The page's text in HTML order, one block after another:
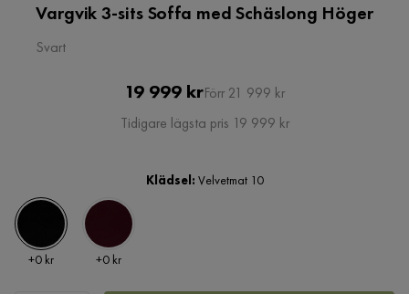
Vargvik 3-sits Soffa med Schäslong Höger
Svart
Pris
19 999 krOriginal
Pris
Förr 21 999 kr
Tidigare lägsta pris 19 999 kr
Klädsel: Velvetmat 10
Pris
+0 kr Pris
+0 kr